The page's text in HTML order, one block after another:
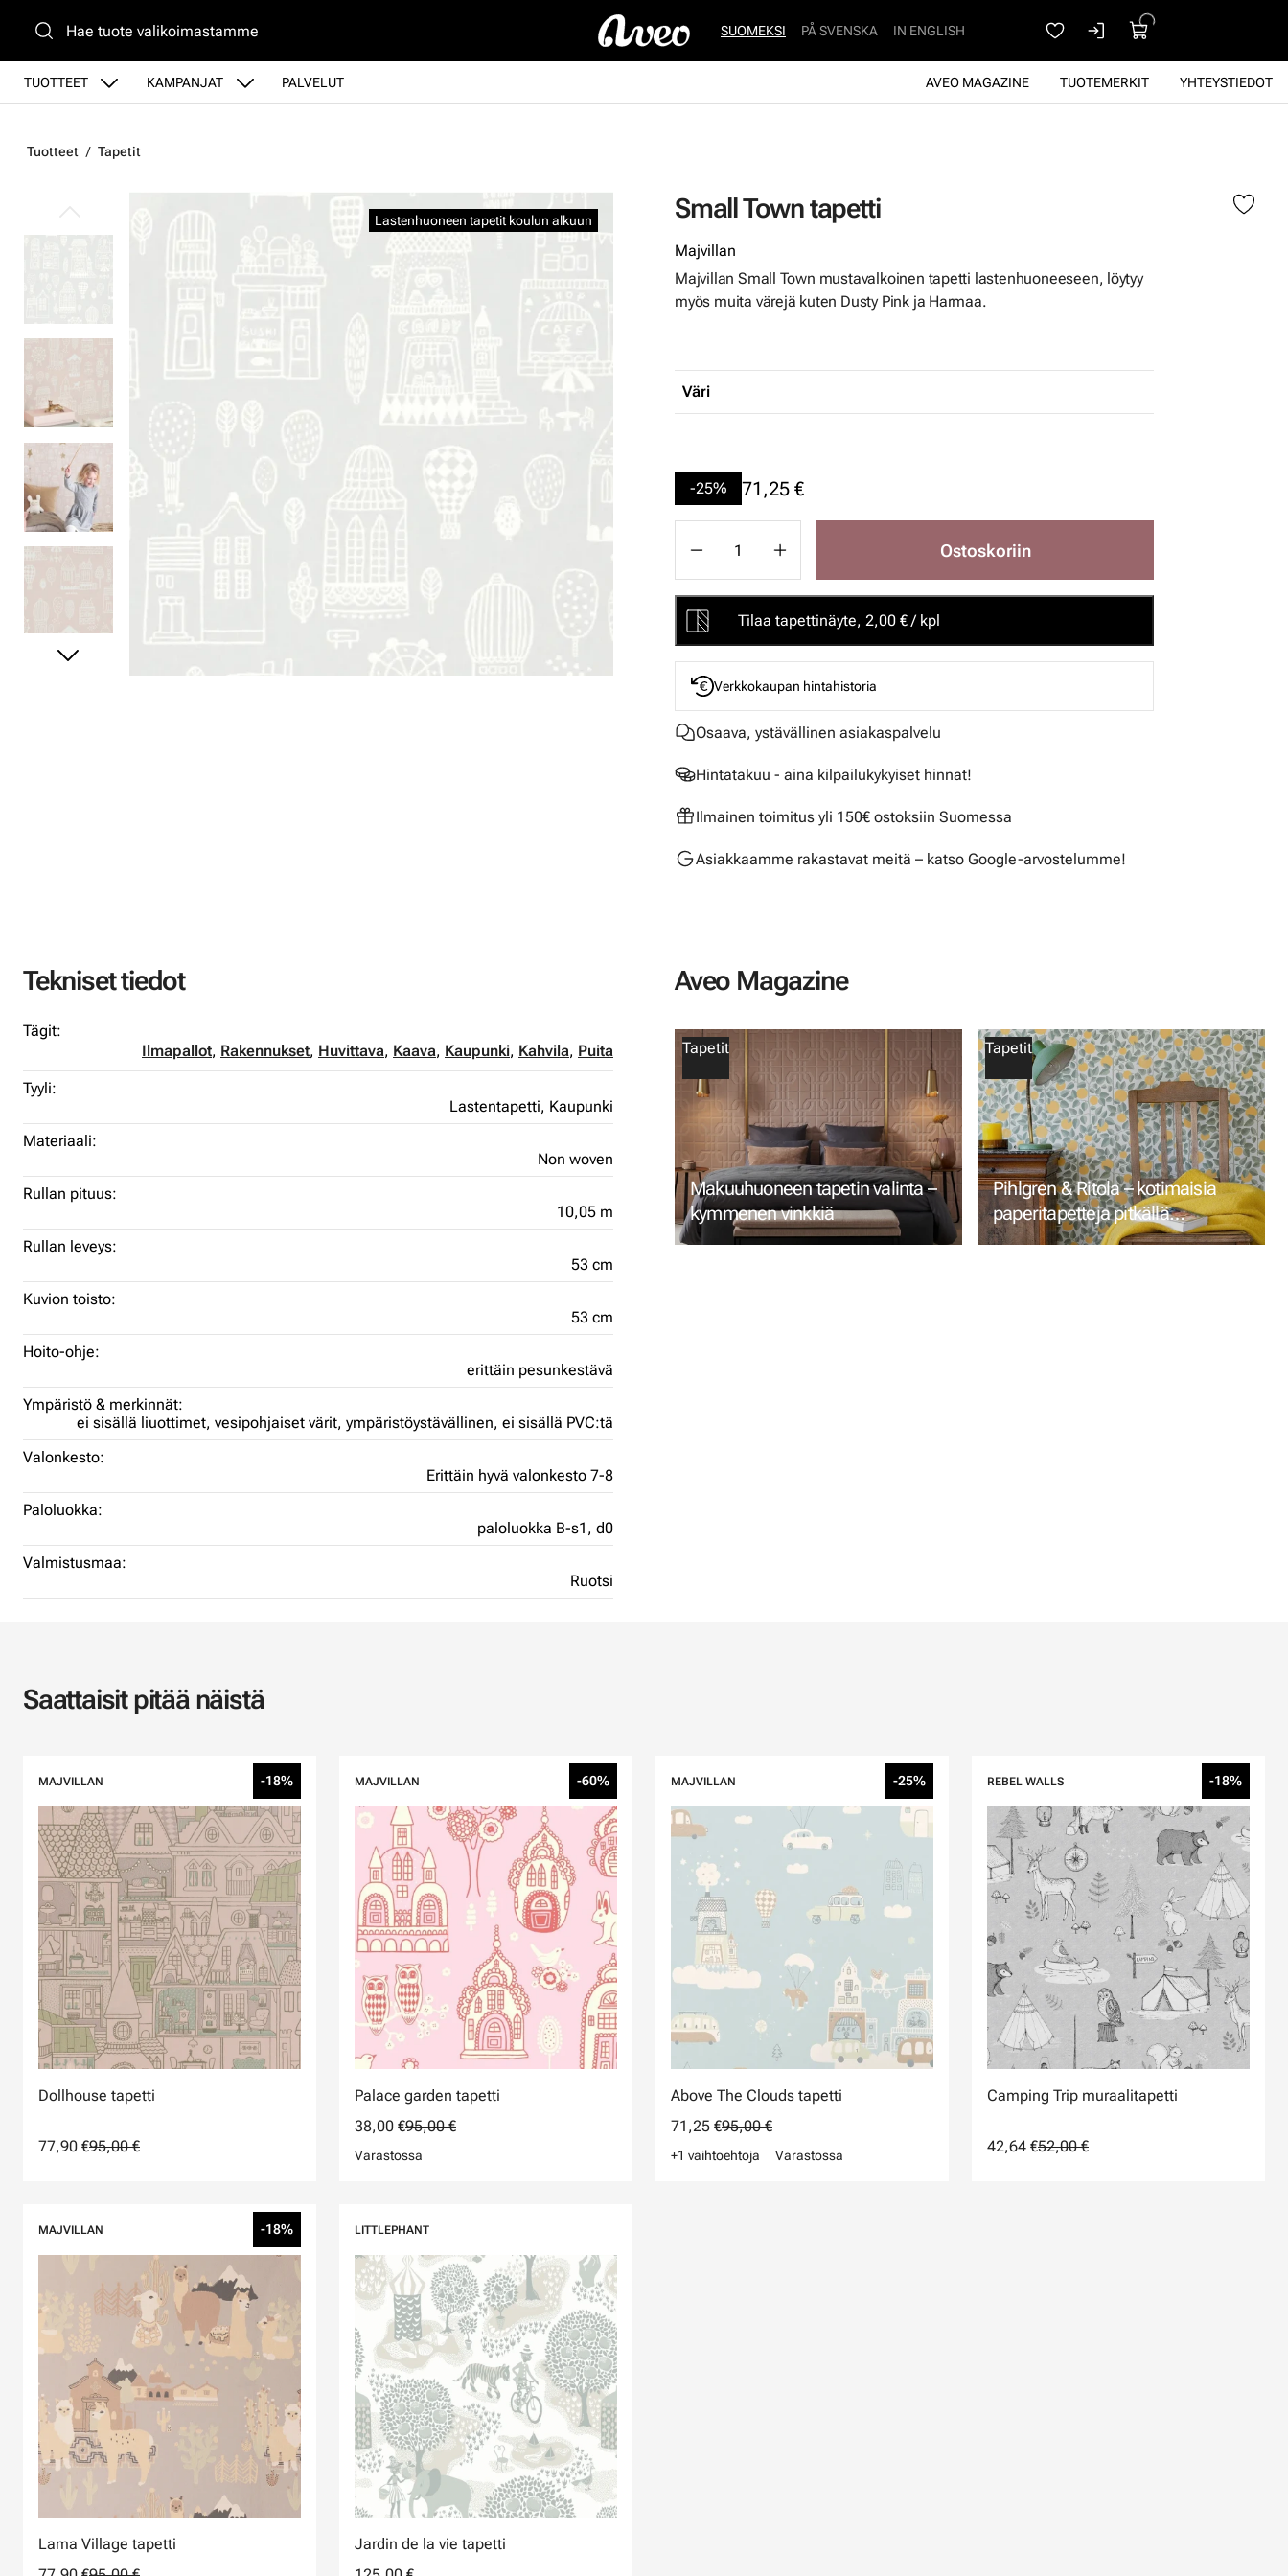
TUOTTEET KAMPANJAT PALVELUT YHTEYSTIEDOT
TUOTEMERKIT
AVEO MAGAZINE
SUOMEKSI PÅ SVENSKA IN ENGLISH
Tuotteet Tapetit
Small Town tapetti
Lastenhuoneen tapetit koulun alkuun
Majvillan
Majvillan Small Town mustavalkoinen tapetti lastenhuoneeseen, löytyy
myös muita värejä kuten Dusty Pink ja Harmaa.
Väri
-25% 71,25 €
Ostoskoriin
Tilaa tapettinäyte, 2,00 € / kpl
Verkkokaupan hintahistoria
Osaava, ystävällinen asiakaspalvelu
Hintatakuu - aina kilpailukykyiset hinnat!
Ilmainen toimitus yli 150€ ostoksiin Suomessa
Asiakkaamme rakastavat meitä – katso Google-arvostelumme!
Tekniset tiedot
Tägit:
Ilmapallot, Rakennukset, Huvittava, Kaava, Kaupunki, Kahvila, Puita
Tyyli:
Lastentapetti, Kaupunki
Materiaali:
Non woven
Rullan pituus:
10,05 m
Rullan leveys:
53 cm
Kuvion toisto:
53 cm
Hoito-ohje:
erittäin pesunkestävä
Ympäristö & merkinnät:
ei sisällä liuottimet, vesipohjaiset värit, ympäristöystävällinen, ei sisällä PVC:tä
Valonkesto:
Erittäin hyvä valonkesto 7-8
Paloluokka:
paloluokka B-s1, d0
Valmistusmaa:
Ruotsi
Aveo Magazine
Tapetit
Makuuhuoneen tapetin valinta –
kymmenen vinkkiä
Tapetit
Pihlgren & Ritola – kotimaisia
paperitapetteja pitkällä
perinteellä
Saattaisit pitää näistä
MAJVILLAN -18%
Dollhouse tapetti
77,90 €95,00 €
MAJVILLAN -60%
Palace garden tapetti
38,00 €95,00 €
Varastossa
MAJVILLAN -25%
Above The Clouds tapetti
71,25 €95,00 €
+1 vaihtoehtoja Varastossa
REBEL WALLS -18%
Camping Trip muraalitapetti
42,64 €52,00 €
MAJVILLAN -18%
Lama Village tapetti
LITTLEPHANT
Jardin de la vie tapetti